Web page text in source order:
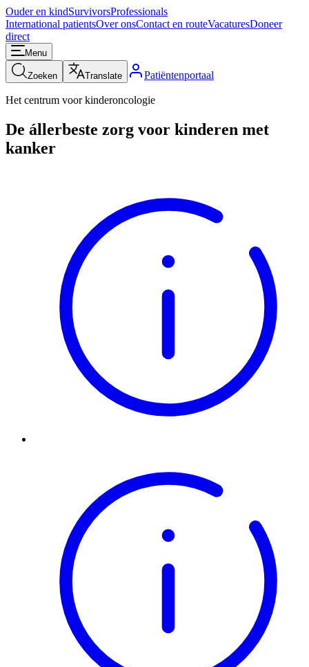
Ouder en kindSurvivorsProfessionals
International patientsOver onsContact en routeVacaturesDoneer
direct
Menu
Zoeken Translate Patiëntenportaal
Het centrum voor kinderoncologie
De állerbeste zorg voor kinderen met
kanker